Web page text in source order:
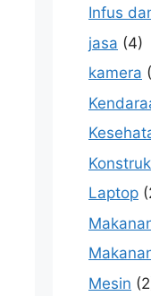
Infus
jasa (4)
kamera
Laptop
Mesin